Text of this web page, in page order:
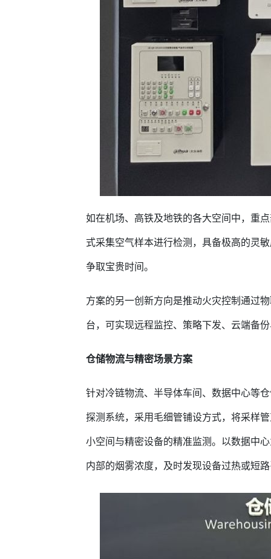
如在机场、高铁及地铁的各大空间中，重
式采集空气样本进行检测，具备极高的灵
争取宝贵时间。
方案的另一创新方向是推动火灾控制通过
台，可实现远程监控、策略下发、云端备
仓储物流与精密场景方案
针对冷链物流、半导体车间、数据中心等
探测系统，采用毛细管铺设方式，将采样
小空间与精密设备的精准监测。以数据中
内部的烟雾浓度，及时发现设备过热或短